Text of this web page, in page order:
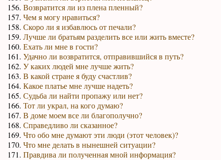
156.Возвратится ли из плена пленный?
157.Чем я могу нравиться?
158.Скоро ли я избавлюсь от печали?
159.Лучше ли братьям разделить все или жить вместе?
160.Ехать ли мне в гости?
161.Удачно ли возвратится, отправившийся в путь?
162.У каких людей мне лучше жить?
163.В какой стране я буду счастлив?
164.Какое платье мне лучше надеть?
165.Судьба ли найти пропажу или нет?
166.Тот ли украл, на кого думаю?
167.В доме моем все ли благополучно?
168.Справедливо ли сказанное?
169.Что обо мне думают эти люди (этот человек)?
170.Что мне делать в нынешней ситуации?
171.Правдива ли полученная мной информация?